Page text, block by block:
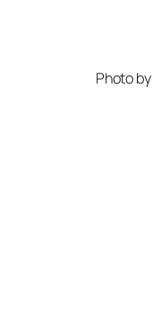
Photo by